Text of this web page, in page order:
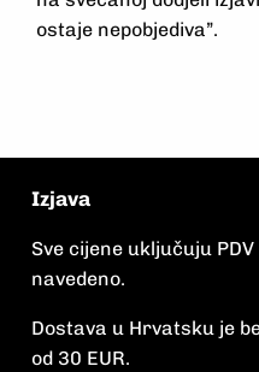
ostaje nepobjediva”.
Izjava
Sve cijene uključuju
navedeno.
Dostava u Hrvatsku je
od 30 EUR.